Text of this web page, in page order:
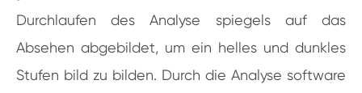
Durchlaufen des Analyse spiegels auf das
Absehen abgebildet, um ein helles und dunkles
Stufen bild zu bilden. Durch die Analyse software